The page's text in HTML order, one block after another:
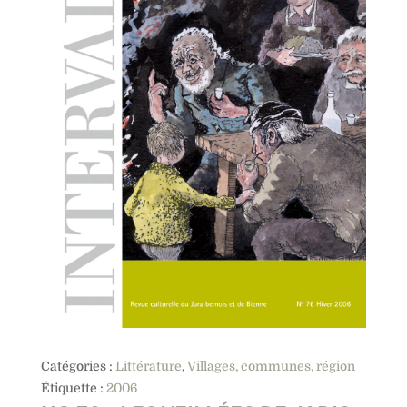
Catégories : Littérature,Villages, communes, région
Étiquette : 2006